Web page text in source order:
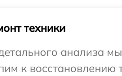
техники
анализа
к восстановлению